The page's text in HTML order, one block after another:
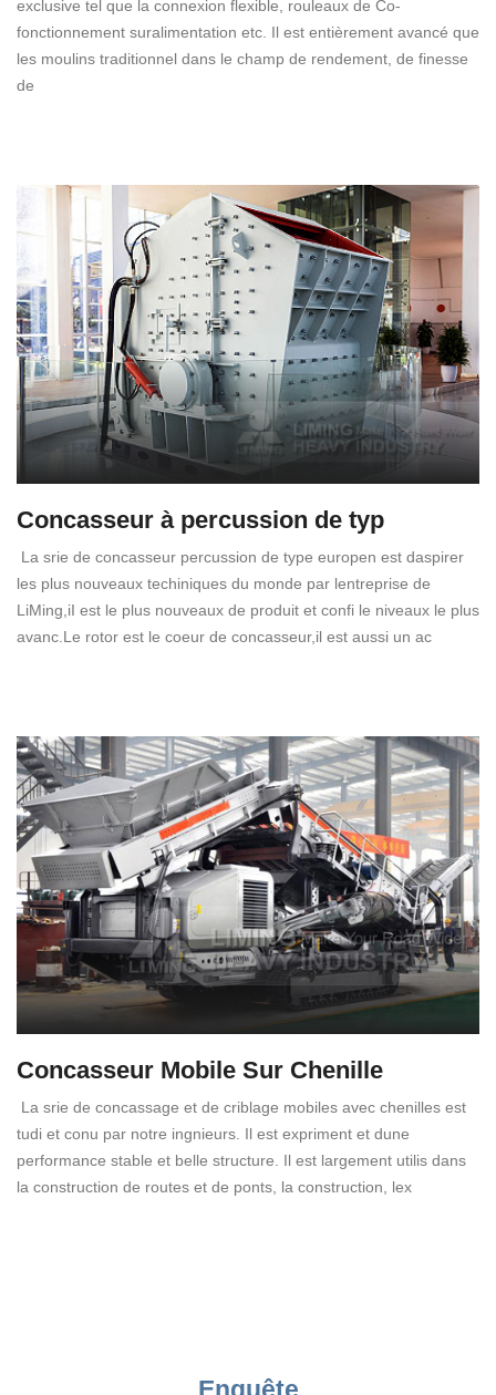
exclusive tel que la connexion flexible, rouleaux de Co-
fonctionnement suralimentation etc. Il est entièrement avancé que
les moulins traditionnel dans le champ de rendement, de finesse
de
Concasseur à percussion de typ
La srie de concasseur percussion de type europen est daspirer
les plus nouveaux techiniques du monde par lentreprise de
LiMing,iI est le plus nouveaux de produit et confi le niveaux le plus
avanc.Le rotor est le coeur de concasseur,il est aussi un ac
Concasseur Mobile Sur Chenille
La srie de concassage et de criblage mobiles avec chenilles est
tudi et conu par notre ingnieurs. Il est expriment et dune
performance stable et belle structure. Il est largement utilis dans
la construction de routes et de ponts, la construction, lex
Enquête